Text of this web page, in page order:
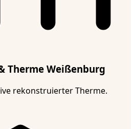
Therme Weißenburg
rekonstruierter Therme.